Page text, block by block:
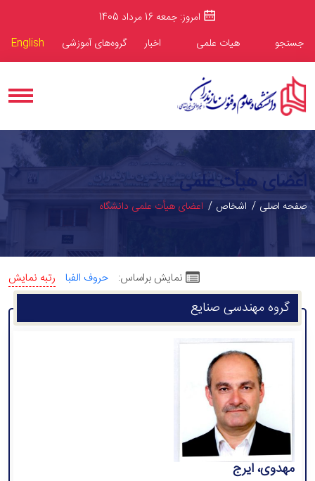
امروز: جمعه 16 مرداد 1405
جستجو
هیات علمی اخبار گروه‌های آموزشی English
اعضای هیأت علمی
صفحه اصلی اشخاص اعضای هیأت علمی دانشگاه
نمایش براساس: حروف الفبا رتبه نمایش
گروه مهندسی صنایع
مهدوی، ایرج